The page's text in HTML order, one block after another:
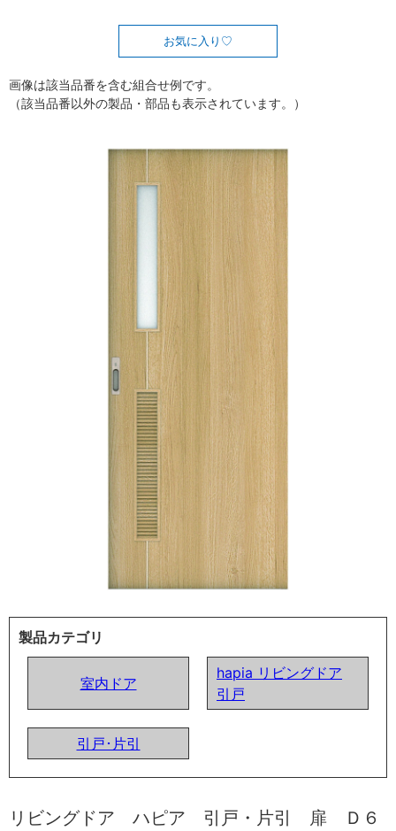
お気に入り
画像は該当品番を含む組合せ例です。
（該当品番以外の製品・部品も表示されています。）
製品カテゴリ
室内ドア
hapia リビングドア
引戸
引戸･片引
リビングドア ハピア 引戸・片引 扉 Ｄ６